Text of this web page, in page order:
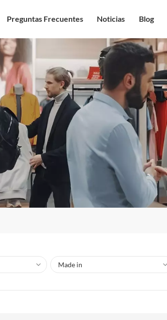
Preguntas Frecuentes Noticias Blog